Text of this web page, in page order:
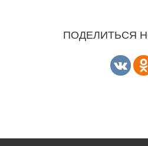
ПОДЕЛИТЬСЯ